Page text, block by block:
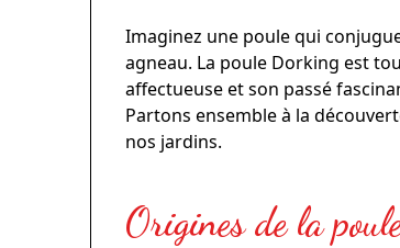
Imaginez une poule qui
agneau. La poule Dorking est
affectueuse et son passé
Partons ensemble à la
nos jardins.
Origines de la